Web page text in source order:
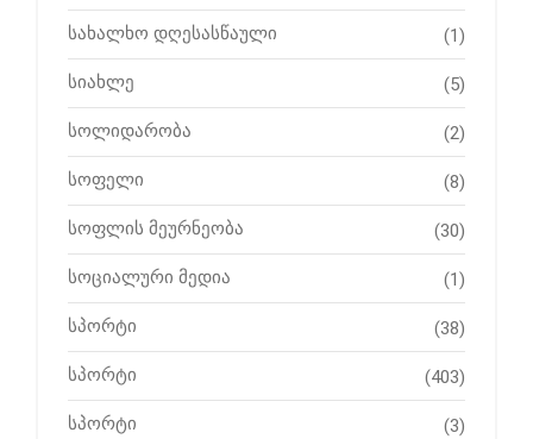
სახალხო დღესასწაული (1)
სიახლე (5)
სოლიდარობა (2)
სოფელი (8)
სოფლის მეურნეობა (30)
სოციალური მედია (1)
სპორტი (38)
სპორტი (403)
სპორტი (3)